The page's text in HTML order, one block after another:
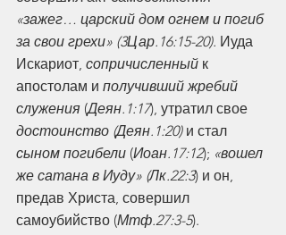
«зажег… царский дом огнем и погиб
за свои грехи» (3Цар.16:15-20). Иуда
Искариот, сопричисленный к
апостолам и получивший жребий
служения (Деян.1:17), утратил свое
достоинство (Деян.1:20) и стал
сыном погибели (Иоан.17:12); «вошел
же сатана в Иуду» (Лк.22:3) и он,
предав Христа, совершил
самоубийство (Мтф.27:3-5).